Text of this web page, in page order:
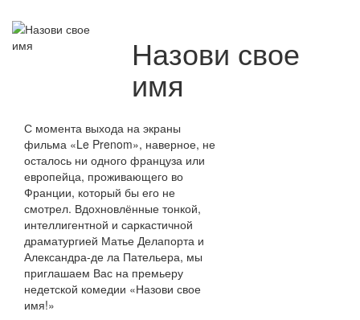
Назови свое
имя
С момента выхода на экраны
фильма «Le Prenom», наверное, не
осталось ни одного француза или
европейца, проживающего во
Франции, который бы его не
смотрел. Вдохновлённые тонкой,
интеллигентной и саркастичной
драматургией Матье Делапорта и
Александра-де ла Пательера, мы
приглашаем Вас на премьеру
недетской комедии «Назови свое
имя!»